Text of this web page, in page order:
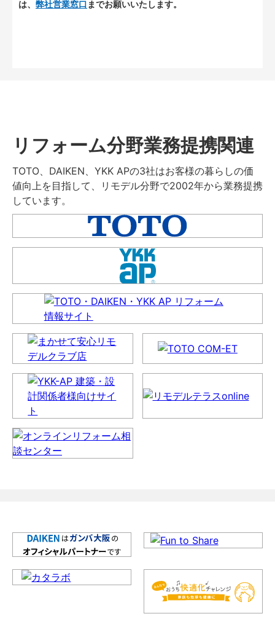
は、 弊社営業窓口 までお願いいたします。
リフォーム分野業務提携関連
TOTO、DAIKEN、YKK APの3社はお客様の暮らしの価
値向上を目指して、リモデル分野で2002年から業務提携
しています。